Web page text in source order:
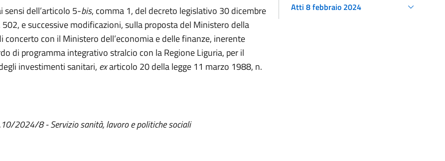
sensi dell’articolo 5-bis, comma 1, del decreto legislativo 30 dicembre
502, e successive modificazioni, sulla proposta del Ministero della
concerto con il Ministero dell’economia e delle finanze, inerente
di programma integrativo stralcio con la Regione Liguria, per il
investimenti sanitari, exarticolo 20 della legge 11 marzo 1988, n.
2024/8 - Servizio sanità, lavoro e politiche sociali
Atti 8 febbraio 2024